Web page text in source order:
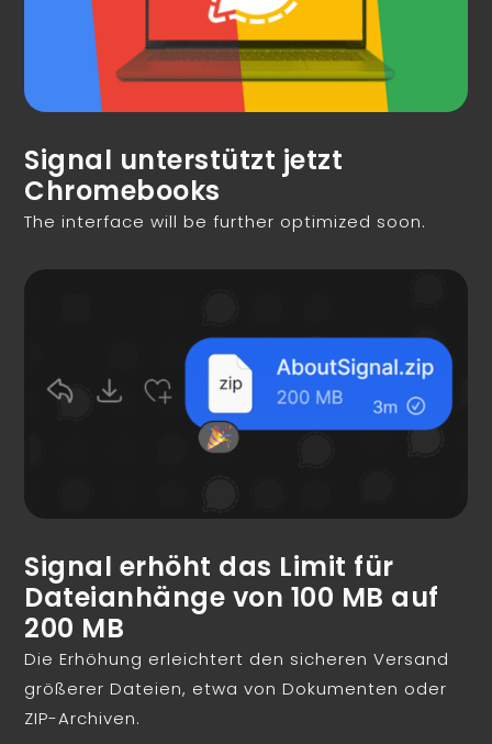
Signal unterstützt jetzt
Chromebooks
The interface will be further optimized soon.
Signal erhöht das Limit für
Dateianhänge von 100 MB auf
200 MB
Die Erhöhung erleichtert den sicheren Versand
größerer Dateien, etwa von Dokumenten oder
ZIP-Archiven.